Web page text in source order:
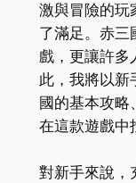
激與冒險的玩
了滿足。赤三
戲，更讓許多
此，我將以新
國的基本攻略
在這款遊戲中
對新手來說，